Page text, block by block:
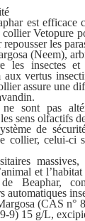
est efficace
Vetopure
les
(Neem),
les insectes
vertus
assure une
sont pas
sens olfactifs
de
collier, celui-ci
et
Beaphar,
automatiques
(CAS n°
9) 15 g/L,